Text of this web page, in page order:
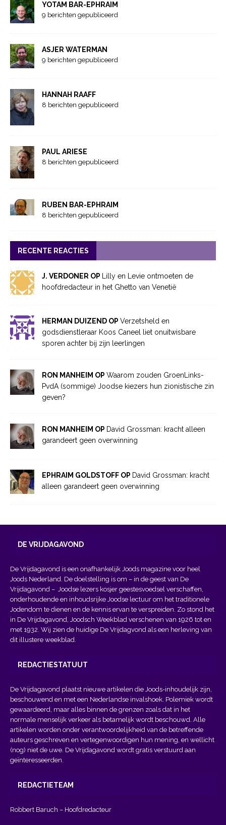
YOTAM BAR-EPHRAIM
9 berichten gepubliceerd
ASJER WATERMAN
9 berichten gepubliceerd
HANNAH RAAFF
8 berichten gepubliceerd
PAUL ARIESE
8 berichten gepubliceerd
RUBEN BAR-EPHRAIM
8 berichten gepubliceerd
RECENTE REACTIES
J. VERDONER OP
Lilly en Levie ontmoeten de
hoofdredacteur in het Ghetto van Venetië
HERMAN DUIZEND OP Verzetsheld en
godsdienstleraar Koos Caneel liet onuitwisbare
sporen achter bij zijn leerlingen
RON MANHEIM OP Waarom zouden GroenLinks-
PvdA (sommige) Joodse kiezers hun zionistische zin
geven?
RON MANHEIM OP David Grossman: kracht alleen
garandeert geen overwinning
EPHRAIM GOLDSTOFF OP David Grossman: kracht
alleen garandeert geen overwinning
DE VRIJDAGAVOND
De Vrijdagavond is een onafhankelijk Joods magazine voor heel
Joods Nederland. De doelstelling is om – in de geest van De
Vrijdagavond – Joodse lezers kosjer geestesvoedsel verschaffen,
onderhoudende en inhoudsrijke Joodse lectuur om het traditionele
Jodendom te dienen en de kennis ervan te verspreiden. Zo stond het
in De Vrijdagavond, Joodsch Weekblad verschenen van 1926 tot en
met 1932. Wij zien de huidige De Vrijdagvond als een herleving van
dit illustere weekblad.
REDACTIESTATUUT
De Vrijdagavond plaatst nieuwe artikelen die Joods-inhoudelijk zijn,
beschouwend en met een Nederlandse invalshoek. Polemiek wordt
gewaardeerd, maar alles binnen de grenzen zoals dat in het
normale menselijk verkeer als betamelijk wordt beschouwd. Alle
artikelen worden onder verantwoordelijkheid van de betreffende
auteurs geschreven en vertegenwoordigen hun mening, en wellicht
(nog) niet de uwe. De Vrijdagavond wordt gratis verstuurd aan
geïnteresseerden.
REDACTIETEAM
Robbert Baruch – Hoofdredacteur